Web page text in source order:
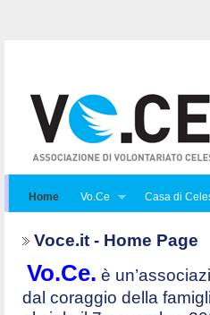
Home Vo.Ce Casa di
Voce.it - Home Page
Vo.Ce. è
dal coraggio della